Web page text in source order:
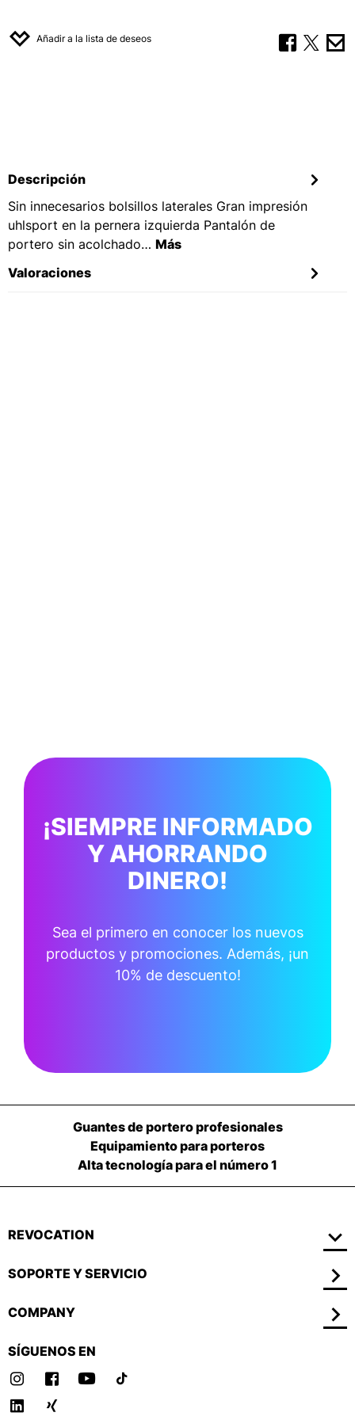
Añadir a la lista de deseos
Descripción
Sin innecesarios bolsillos laterales Gran impresión
uhlsport en la pernera izquierda Pantalón de
portero sin acolchado… Más
Valoraciones
¡SIEMPRE INFORMADO
Y AHORRANDO
DINERO!
Sea el primero en conocer los nuevos
productos y promociones. Además, ¡un
10% de descuento!
Guantes de portero profesionales
Equipamiento para porteros
Alta tecnología para el número 1
REVOCATION
SOPORTE Y SERVICIO
COMPANY
SÍGUENOS EN